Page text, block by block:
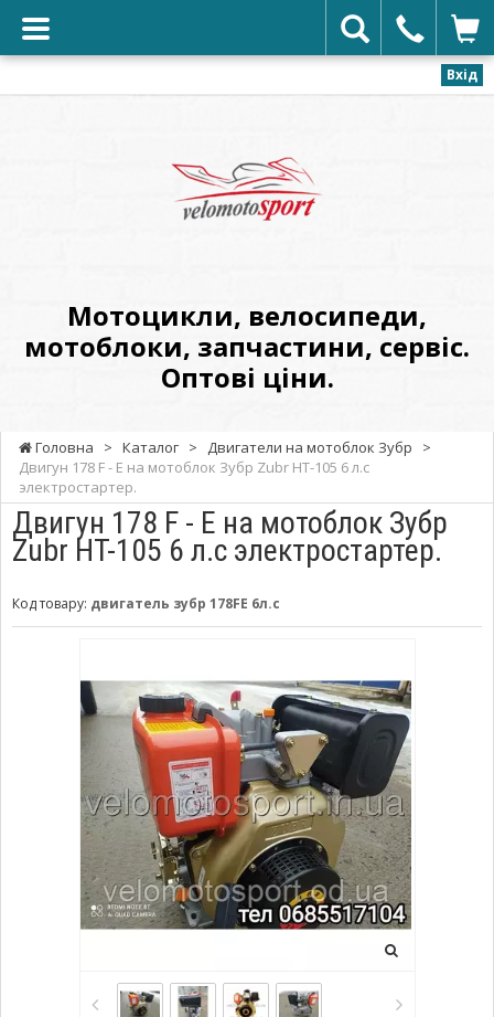
Вхід
Оптові
ціни.
Мотоцикли, велосипеди,
мотоблоки, запчастини, сервіс.
Оптові ціни.
Головна > Каталог > Двигатели на мотоблок Зубр
>
Двигун 178 F - Е на мотоблок Зубр Zubr НТ-105 6 л.с
электростартер.
Двигун 178 F - Е на мотоблок Зубр
Zubr НТ-105 6 л.с электростартер.
Код товару: двигатель зубр 178FE 6л.с